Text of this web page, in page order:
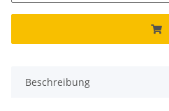
Beschreibung